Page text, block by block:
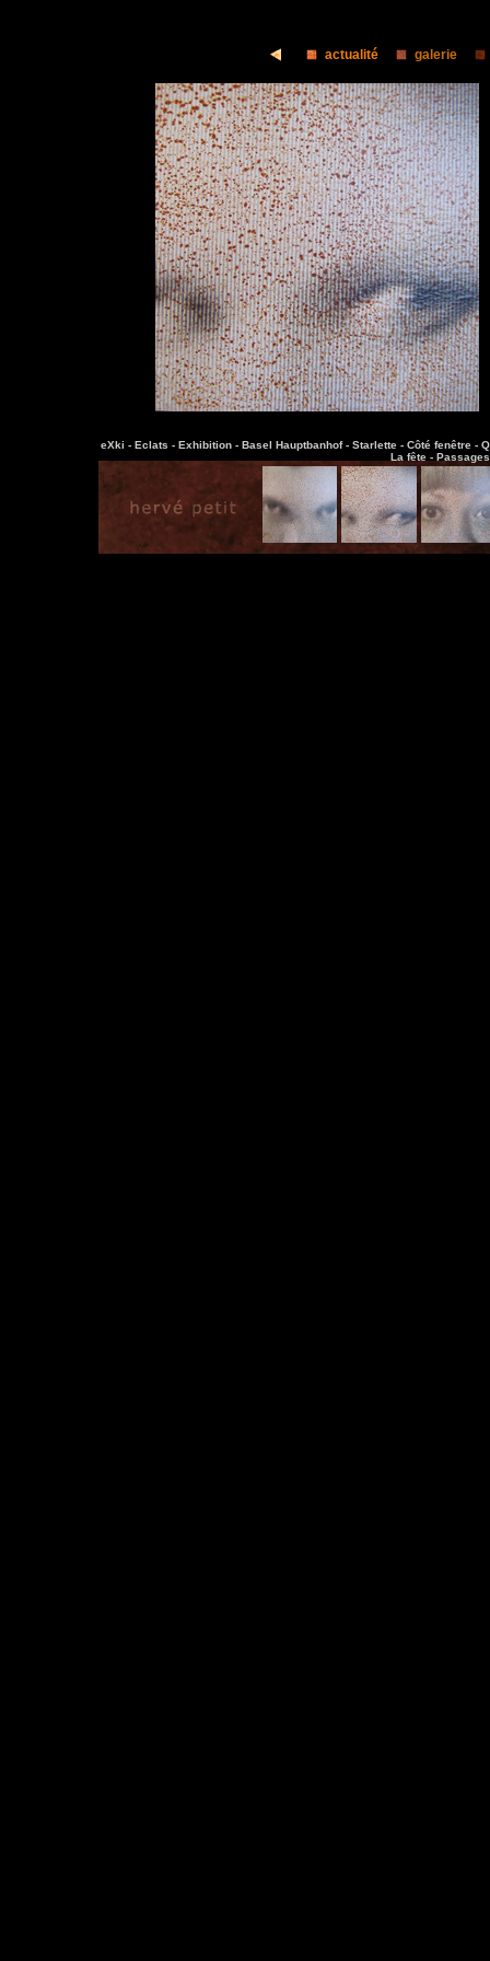
actualité galerie
eXki - Eclats - Exhibition - Basel Hauptbanhof - Starlette - Côté fenêtre -
La fête -